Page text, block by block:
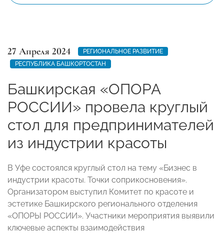
27 Апреля 2024
РЕГИОНАЛЬНОЕ РАЗВИТИЕ
РЕСПУБЛИКА БАШКОРТОСТАН
Башкирская «ОПОРА
РОССИИ» провела круглый
стол для предпринимателей
из индустрии красоты
В Уфе состоялся круглый стол на тему «Бизнес в
индустрии красоты. Точки соприкосновения».
Организатором выступил Комитет по красоте и
эстетике Башкирского регионального отделения
«ОПОРЫ РОССИИ». Участники мероприятия выявили
ключевые аспекты взаимодействия